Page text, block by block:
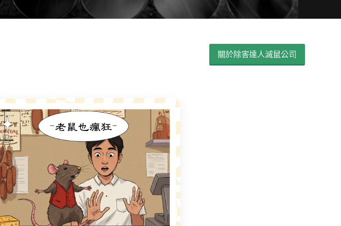
關於除害達人滅鼠公司